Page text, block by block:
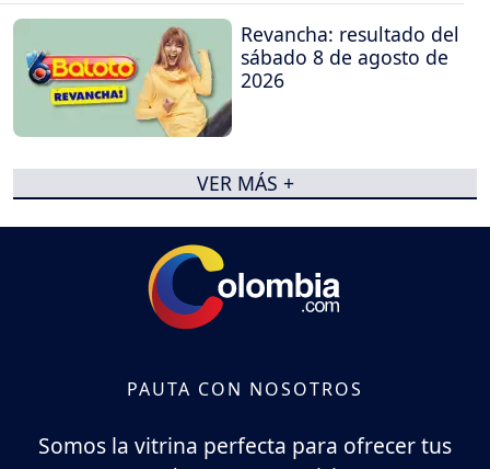
Revancha: resultado del
sábado 8 de agosto de
2026
VER MÁS +
PAUTA CON NOSOTROS
Somos la vitrina perfecta para ofrecer tus